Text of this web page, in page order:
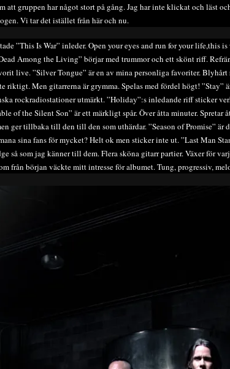
att gruppen har något stort på gång. Jag har inte klickat och läst
Vi tar det istället från här och nu.
”This Is War” inleder. Open your eyes and run for your life,this is
Among the Living” börjar med trummor och ett skönt riff.
live. ”Silver Tongue” är en av mina personliga favoriter.
riktigt. Men gitarrerna är grymma. Spelas med fördel högt! ”Stay”
rockradiostationer utmärkt. ”Holiday”:s inledande riff sticker
of the Silent Son” är ett märkligt spår. Över åtta minuter.
ger tillbaka till den till den som uthärdar. ”Season of Promise”
sina fans för mycket? Helt ok men sticker inte ut. ”Last Man
så som jag känner till dem. Flera sköna gitarr partier. Växer för
från början väckte mitt intresse för albumet. Tung, progressiv,